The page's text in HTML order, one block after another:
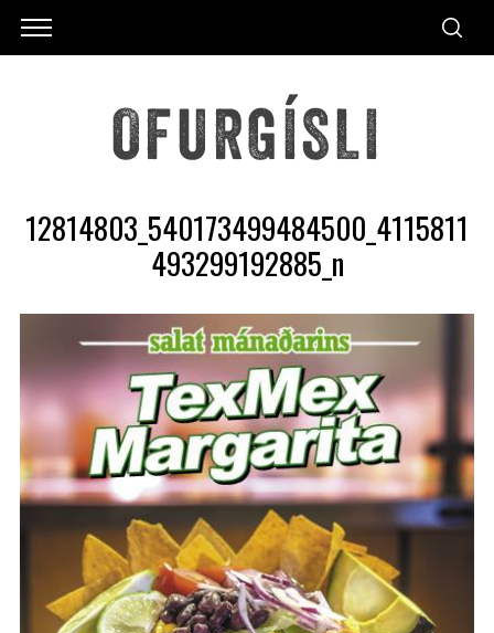
12814803_540173499484500_4115811
493299192885_n